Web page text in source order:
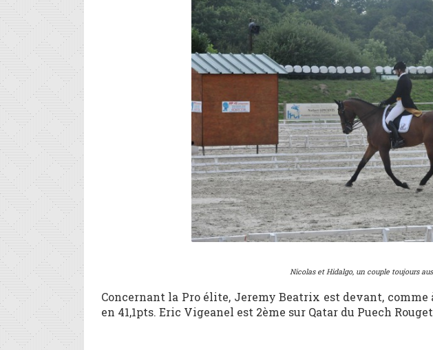
Nicolas et Hidalgo, un couple toujours
Concernant la Pro élite, Jeremy Beatrix est devant,
en 41,1pts. Eric Vigeanel est 2ème sur Qatar du Puech